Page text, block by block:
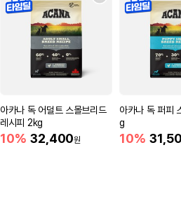
아카나 독 어덜트 스몰브리드
레시피 2kg
10% 32,400원
아카나 독 퍼피
g
10%